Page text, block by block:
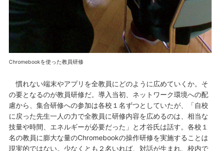
Chromebookを使った教員研修
慣れない端末やアプリを全教員にどのように広めていくか。そ
の要となるのが教員研修だ。導入当初、ネットワーク環境への配
慮から、集合研修への参加は各校１名ずつとしていたが、「自校
に戻った先生一人の力で全教員に研修内容を広めるのは、相当な
技量や時間、エネルギーが必要だった」と才谷氏は話す。各校１
名の教員に膨大な量のChromebookの操作研修を実施することは
現実的ではない。少なくとも２名いれば、対話が生まれ、校内で